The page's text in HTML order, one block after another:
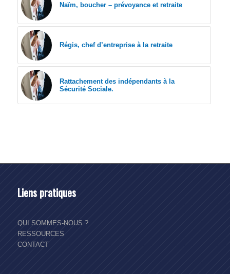
Naïm, boucher – prévoyance et retraite
Régis, chef d’entreprise à la retraite
Rattachement des indépendants à la
Sécurité Sociale.
Liens pratiques
QUI SOMMES-NOUS ?
RESSOURCES
CONTACT